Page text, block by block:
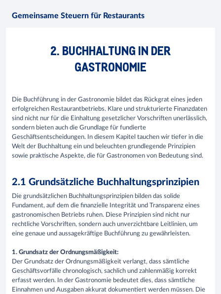
Gemeinsame Steuern für Restaurants
2. BUCHHALTUNG IN DER
GASTRONOMIE
Die Buchführung in der Gastronomie bildet das Rückgrat eines jeden
erfolgreichen Restaurantbetriebs. Klare und strukturierte Finanzdaten
sind nicht nur für die Einhaltung gesetzlicher Vorschriften unerlässlich,
sondern bieten auch die Grundlage für fundierte
Geschäftsentscheidungen. In diesem Kapitel tauchen wir tiefer in die
Welt der Buchhaltung ein und beleuchten grundlegende Prinzipien
sowie praktische Aspekte, die für Gastronomen von Bedeutung sind.
2.1 Grundsätzliche Buchhaltungsprinzipien
Die grundsätzlichen Buchhaltungsprinzipien bilden das solide
Fundament, auf dem die finanzielle Integrität und Transparenz eines
gastronomischen Betriebs ruhen. Diese Prinzipien sind nicht nur
rechtliche Vorschriften, sondern auch unverzichtbare Leitlinien, um
eine genaue und aussagekräftige Buchführung zu gewährleisten.
1. Grundsatz der Ordnungsmäßigkeit:
Der Grundsatz der Ordnungsmäßigkeit verlangt, dass sämtliche
Geschäftsvorfälle chronologisch, sachlich und zahlenmäßig korrekt
erfasst werden. In der Gastronomie bedeutet dies, dass sämtliche
Einnahmen und Ausgaben akkurat dokumentiert werden müssen. Die